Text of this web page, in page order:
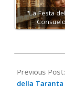
"La Festa
10-
30
Previous Post:
della Taranta